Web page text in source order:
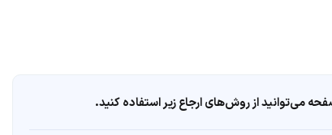
می‌توانید از روش‌های ارجاع زیر استفاده کنید.